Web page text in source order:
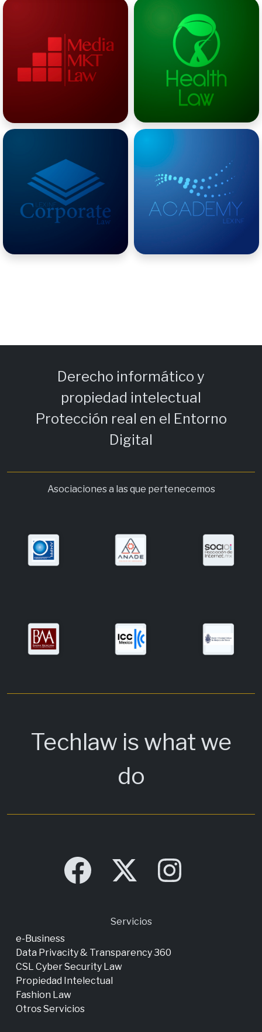
Derecho informático y
propiedad intelectual
Protección real en el Entorno
Digital
Asociaciones a las que pertenecemos
Techlaw is what we
do
Servicios
e-Business
Data Privacity & Transparency 360
CSL Cyber Security Law
Propiedad Intelectual
Fashion Law
Otros Servicios